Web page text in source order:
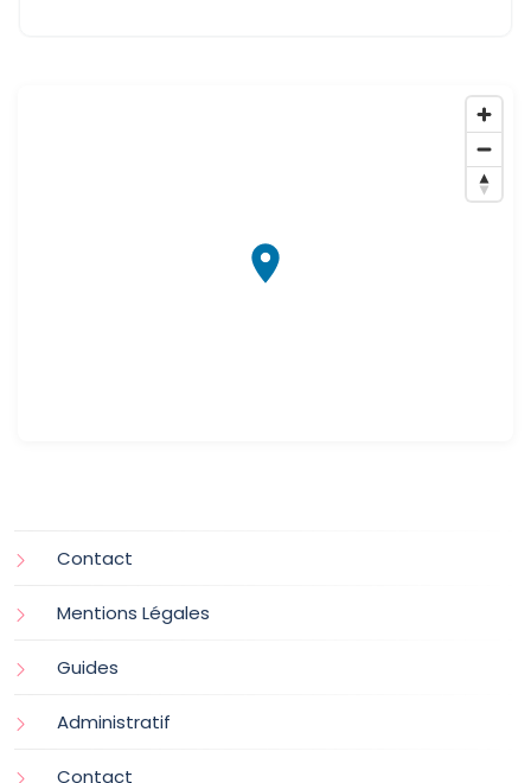
Contact
Mentions Légales
Guides
Administratif
Contact